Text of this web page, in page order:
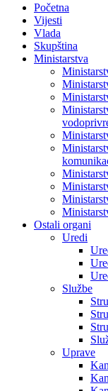
Početna
Vijesti
Vlada
Skupština
Ministarstva
Ostali organi
Uredi
Službe
Uprave